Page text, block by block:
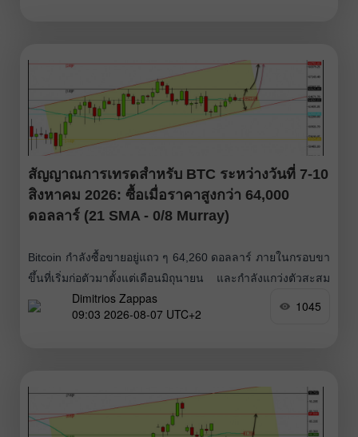
สัญญาณการเทรดสำหรับ BTC ระหว่างวันที่ 7-10
สิงหาคม 2026: ซื้อเมื่อราคาสูงกว่า 64,000
ดอลลาร์ (21 SMA - 0/8 Murray)
Bitcoin กำลังซื้อขายอยู่แถว ๆ 64,260 ดอลลาร์ ภายในกรอบขา
ขึ้นที่เริ่มก่อตัวมาตั้งแต่เดือนมิถุนายน และกำลังแกว่งตัวสะสม
กำลังบริเวณ 64,000 ดอลลาร์ ดังนั้นจึงคาดได้ว่าทิศทางขาขึ้น
มีโอกาสจะดำเนินต่อไปในอีกไม่กี่วันข้างหน้า และอาจขึ้นไป
Dimitrios Zappas
09:03 2026-08-07 UTC+2
1045